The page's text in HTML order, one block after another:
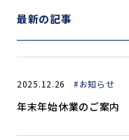
最新の記事
2025.12.26 #お知らせ
年末年始休業のご案内